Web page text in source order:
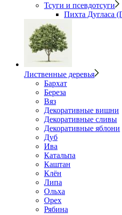
Тсуги и псевдотсуги
Пихта Дугласа
Лиственные деревья
Бархат
Береза
Вяз
Декоративные вишни
Декоративные сливы
Декоративные яблони
Дуб
Ива
Катальпа
Каштан
Клён
Липа
Ольха
Орех
Рябина